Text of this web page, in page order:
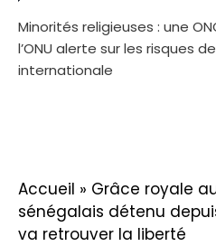
Minorités religieuses : une
l’ONU alerte sur les risques
internationale
Accueil » Grâce royale
sénégalais détenu
va retrouver la liberté